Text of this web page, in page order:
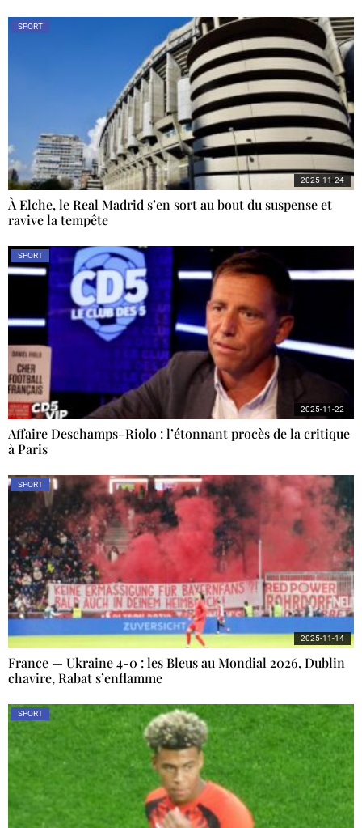
SPORT
À Elche, le Real Madrid s’en sort au bout du suspense et
ravive la tempête
2025-11-24
SPORT
Affaire Deschamps–Riolo : l’étonnant procès de la critique
à Paris
2025-11-22
SPORT
France — Ukraine 4-0 : les Bleus au Mondial 2026, Dublin
chavire, Rabat s’enflamme
2025-11-14
SPORT